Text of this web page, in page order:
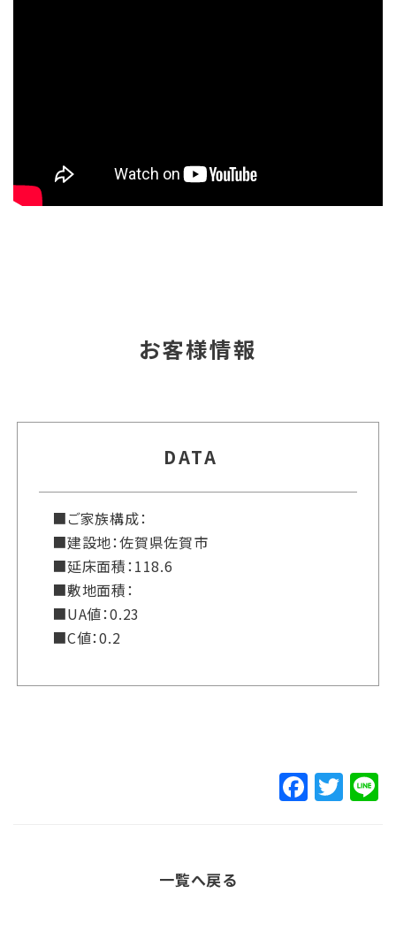
お客様情報
DATA
■ご家族構成：
■建設地：佐賀県佐賀市
■延床面積：118.6
■敷地面積：
■UA値：0.23
■C値：0.2
F
a
T
w
一覧へ戻る